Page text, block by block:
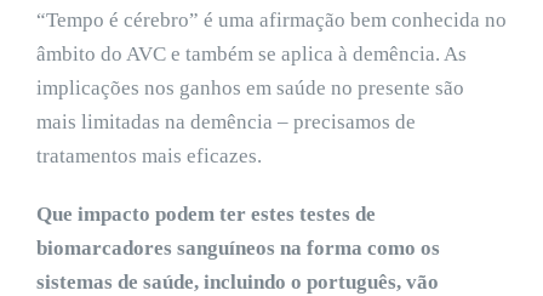
“Tempo é cérebro” é uma afirmação bem conhecida no
âmbito do AVC e também se aplica à demência. As
implicações nos ganhos em saúde no presente são
mais limitadas na demência – precisamos de
tratamentos mais eficazes.
Que impacto podem ter estes testes de
biomarcadores sanguíneos na forma como os
sistemas de saúde, incluindo o português, vão